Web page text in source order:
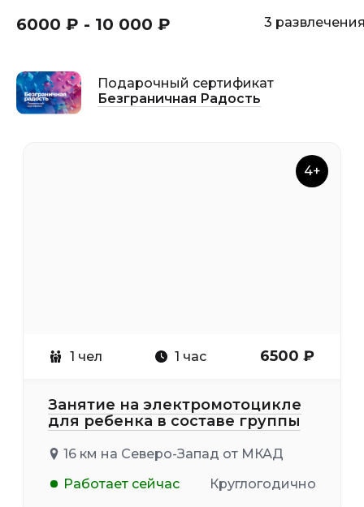
6000 ₽ - 10 000 ₽ 3
Подарочный сертификат
Безграничная Радость
4+
1 чел 1 час 6500 ₽
Занятие на электромотоцикле
для ребенка в составе группы
16 км на Северо-Запад от МКАД
Работает сейчас
Круглогодично